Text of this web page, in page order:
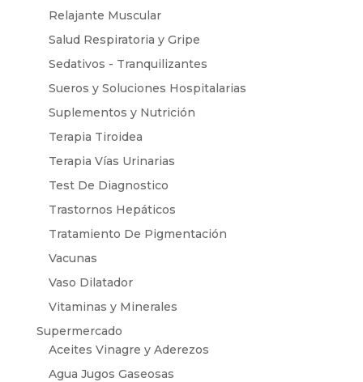
Relajante Muscular
Salud Respiratoria y Gripe
Sedativos - Tranquilizantes
Sueros y Soluciones Hospitalarias
Suplementos y Nutrición
Terapia Tiroidea
Terapia Vías Urinarias
Test De Diagnostico
Trastornos Hepáticos
Tratamiento De Pigmentación
Vacunas
Vaso Dilatador
Vitaminas y Minerales
Supermercado
Aceites Vinagre y Aderezos
Agua Jugos Gaseosas